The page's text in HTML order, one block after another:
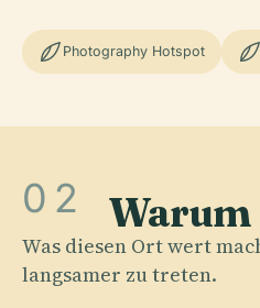
Photography Hotspot
02 Warum
Was diesen Ort wert
langsamer zu treten.